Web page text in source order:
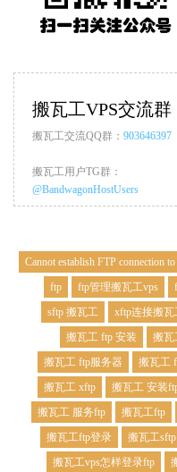
搬瓦工VPS交流群
搬瓦工交流QQ群： 903646397
搬瓦工用户TG群：
@BandwagonHostUsers
Cannot establish FTP connection
ftp
ftp管理搬瓦工vps
sftp 搬瓦工
xftp连接搬瓦
搬瓦工 ftp 安装
搬瓦
搬瓦工 ftp服务器
搬瓦工
搬瓦工 xftp
搬瓦工 安装
搬瓦工 服务ftp
搬瓦工ftp
搬瓦工ftp登录
搬瓦工sftp
搬瓦工vps怎样登录ftp